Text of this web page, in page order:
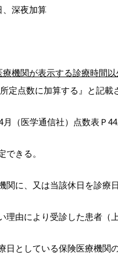
深夜加算
療機関が表示する診療時間以
定点数に加算する』と記載
月（医学通信社）点数表
きる。
関に、又は当該休日を診療
理由により受診した患者（
日としている保険医療機関